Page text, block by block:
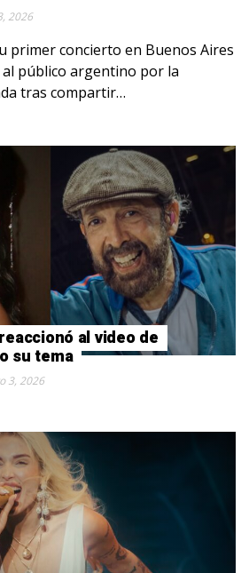
2026
primer concierto en Buenos Aires
público argentino por la
tras compartir…
al video de
su tema
3, 2026